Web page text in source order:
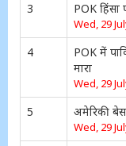
3 POK हिंसा
Wed, 29
4
POK में
मारा
Wed, 29
5 अमेरिकी
Wed, 29